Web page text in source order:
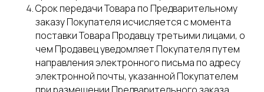
Срок передачи Товара по Предварительному
заказу Покупателя исчисляется с момента
поставки Товара Продавцу третьими лицами, о
чем Продавец уведомляет Покупателя путем
направления электронного письма по адресу
электронной почты, указанной Покупателем